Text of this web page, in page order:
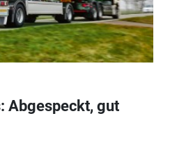
Abgespeckt, gut